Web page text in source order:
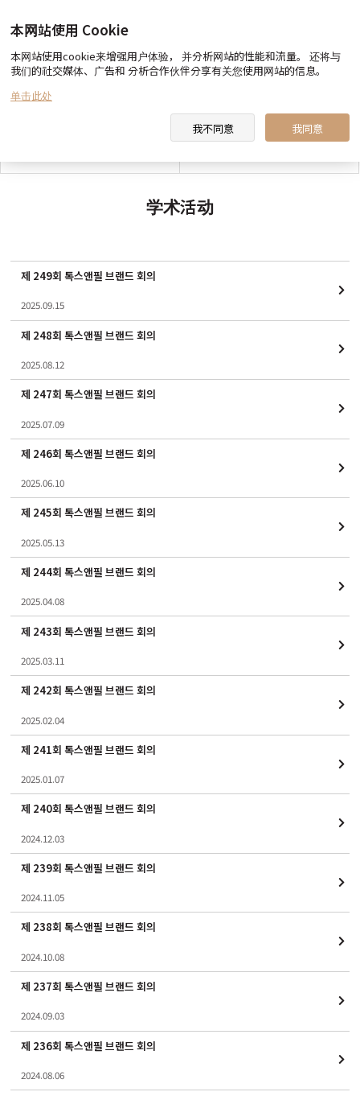
toxnfill 美容医院 向您约定 医生&职员 介绍
合作酒店指南
学术活动
제 249회 톡스앤필 브랜드 회의
2025.09.15
제 248회 톡스앤필 브랜드 회의
2025.08.12
제 247회 톡스앤필 브랜드 회의
2025.07.09
제 246회 톡스앤필 브랜드 회의
2025.06.10
제 245회 톡스앤필 브랜드 회의
2025.05.13
제 244회 톡스앤필 브랜드 회의
2025.04.08
제 243회 톡스앤필 브랜드 회의
2025.03.11
제 242회 톡스앤필 브랜드 회의
2025.02.04
제 241회 톡스앤필 브랜드 회의
2025.01.07
제 240회 톡스앤필 브랜드 회의
2024.12.03
제 239회 톡스앤필 브랜드 회의
2024.11.05
제 238회 톡스앤필 브랜드 회의
2024.10.08
제 237회 톡스앤필 브랜드 회의
2024.09.03
제 236회 톡스앤필 브랜드 회의
2024.08.06
本网站使用 Cookie
本网站使用cookie来增强用户体验， 并分析网站的性能和流量。 还将与
我们的社交媒体、广告和 分析合作伙伴分享有关您使用网站的信息。
单击此处
我不同意 我同意